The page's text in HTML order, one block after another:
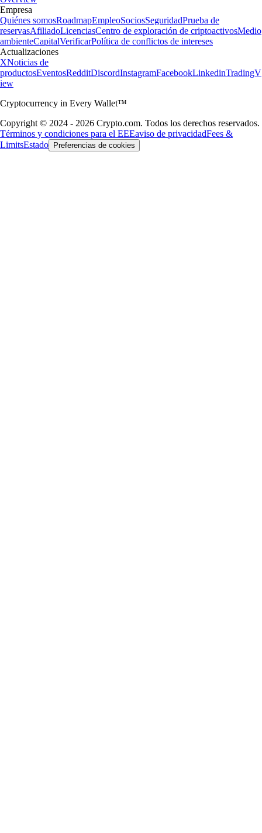
Empresa
Quiénes somosRoadmapEmpleoSociosSeguridadPrueba de
reservasAfiliadoLicenciasCentro de exploración de criptoactivosMedio
ambienteCapitalVerificarPolítica de conflictos de intereses
Actualizaciones
XNoticias de
productosEventosRedditDiscordInstagramFacebookLinkedinTradingV
iew
Cryptocurrency in Every Wallet™
Copyright © 2024 - 2026 Crypto.com. Todos los derechos reservados.
Términos y condiciones para el EEEaviso de privacidadFees &
LimitsEstado Preferencias de cookies